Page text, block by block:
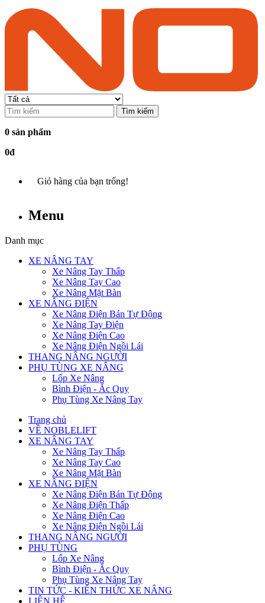
Tìm kiếm
0 sản phẩm
0đ
Giỏ hàng của bạn trống!
Menu
Danh mục
XE NÂNG TAY
Xe Nâng Tay Thấp
Xe Nâng Tay Cao
Xe Nâng Mặt Bàn
XE NÂNG ĐIỆN
Xe Nâng Điện Bán Tự Động
Xe Nâng Tay Điện
Xe Nâng Điện Cao
Xe Nâng Điện Ngồi Lái
THANG NÂNG NGƯỜI
PHỤ TÙNG XE NÂNG
Lốp Xe Nâng
Bình Điện - Ắc Quy
Phụ Tùng Xe Nâng Tay
Trang chủ
VỀ NOBLELIFT
XE NÂNG TAY
Xe Nâng Tay Thấp
Xe Nâng Tay Cao
Xe Nâng Mặt Bàn
XE NÂNG ĐIỆN
Xe Nâng Điện Bán Tự Động
Xe Nâng Điện Thấp
Xe Nâng Điện Cao
Xe Nâng Điện Ngồi Lái
THANG NÂNG NGƯỜI
PHỤ TÙNG
Lốp Xe Nâng
Bình Điện - Ắc Quy
Phụ Tùng Xe Nâng Tay
TIN TỨC - KIẾN THỨC XE NÂNG
LIÊN HỆ